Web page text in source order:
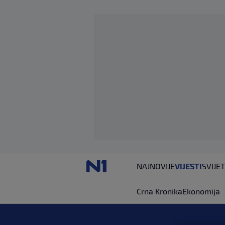
NAJNOVIJEVIJESTISVIJET
Crna KronikaEkonomija